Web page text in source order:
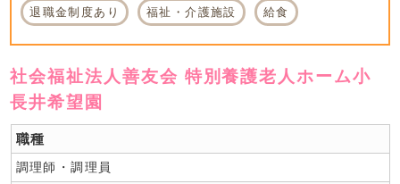
退職金制度あり 福祉・介護施設 給食
社会福祉法人善友会 特別養護老人ホーム小
長井希望園
職種
調理師・調理員